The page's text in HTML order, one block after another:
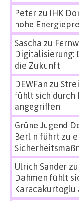
Peterzu IHK
hohe
Sascha zu
Digitalisierung:
die Zukunft
DEWFan zu
fühlt sich durch
angegriffen
Grüne Jugend
Berlin führt zu
Ulrich Sanderzu
Dahmen fühlt
Karacakurtoglu